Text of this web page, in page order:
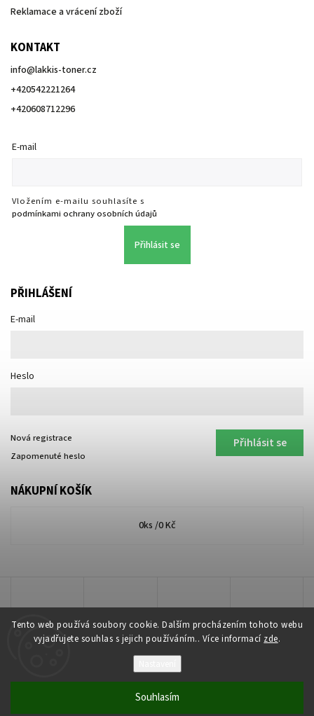
Tento web používá soubory cookie. Dalším procházením tohoto webu
vyjadřujete souhlas s jejich používáním.. Více informací zde.
Souhlasím
Reklamace a vrácení zboží
KONTAKT
info@lakkis-toner.cz
+420542221264
+420608712296
E-mail
Vložením e-mailu souhlasíte s
podmínkami ochrany osobních údajů
Přihlásit se
PŘIHLÁŠENÍ
E-mail
Heslo
Přihlásit se
Nová registrace
Zapomenuté heslo
NÁKUPNÍ KOŠÍK
0ks /0 Kč
Lakkis Toner. Všechna práva vyhrazena.